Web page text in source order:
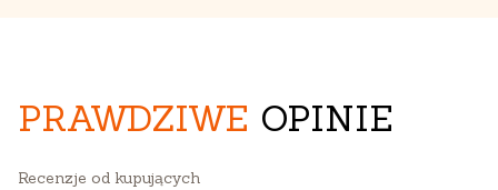
PRAWDZIWE OPINIE
Recenzje od kupujących